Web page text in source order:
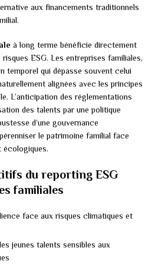
aux financements traditionnels
à long terme bénéficie directement
ESG. Les entreprises familiales,
temporel qui dépasse souvent celui
alignées avec les principes
L’anticipation des réglementations
des talents par une politique
d’une gouvernance
le patrimoine familial face
du reporting ESG
familiales
face aux risques climatiques et
jeunes talents sensibles aux